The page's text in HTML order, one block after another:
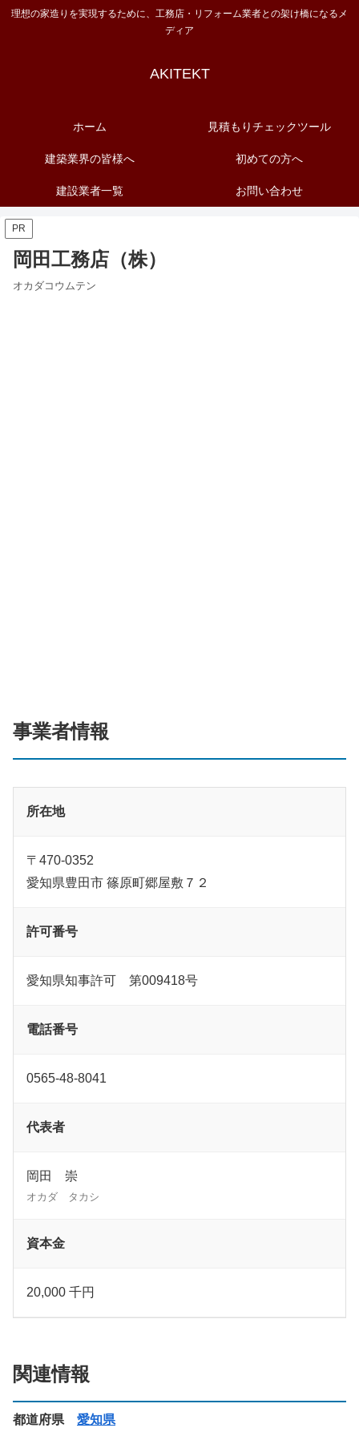
理想の家造りを実現するために、工務店・リフォーム業者との架け橋になるメ
ディア
AKITEKT
ホーム 見積もりチェックツール
建築業界の皆様へ 初めての方へ
建設業者一覧 お問い合わせ
PR
岡田工務店（株）
オカダコウムテン
事業者情報
所在地
〒470-0352
愛知県豊田市 篠原町郷屋敷７２
許可番号
愛知県知事許可 第009418号
電話番号
0565-48-8041
代表者
岡田 崇
オカダ タカシ
資本金
20,000 千円
関連情報
都道府県 愛知県